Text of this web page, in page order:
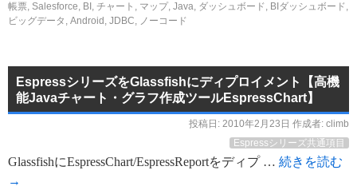
帳票, Salesforce, BI , チャート , マップ, Java, ダッシュボード, BIダッシュボード,
ビッグデータ , Android , JDBC, ノーコード
EspressシリーズをGlassfishにディプロイメント【高機
能Javaチャート・グラフ作成ツールEspressChart】
投稿日: 2010年2月23日 作成者: climb
Espressシリーズ共通項目
GlassfishにEspressChart/EspressReportをディプ … 続きを読む
→